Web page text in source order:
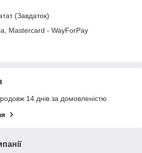
(Завдаток)
Mastercard - WayForPay
14 днів за домовленістю